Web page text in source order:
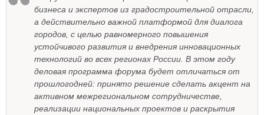
бизнеса и экспертов из градостроительной отрасли,
а действительно важной платформой для диалога
городов, с целью равномерного повышения
устойчивого развития и внедрения инновационных
технологий во всех регионах России. В этом году
деловая программа форума будет отличаться от
прошлогодней: принято решение сделать акцент на
активном межрегиональном сотрудничестве,
реализации национальных проектов и раскрытия